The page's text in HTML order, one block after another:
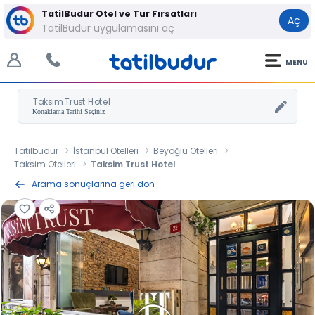
TatilBudur Otel ve Tur Fırsatları
TatilBudur uygulamasını aç
Aç
MENU
Taksim Trust Hotel
Tatilbudur İstanbul Otelleri
Beyoğlu Otelleri
Taksim Otelleri
Taksim Trust Hotel
Arama sonuçlarına geri dön